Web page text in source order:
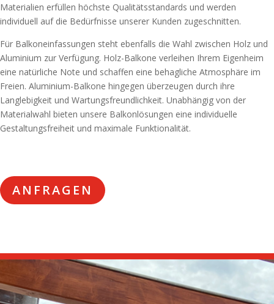
Materialien erfüllen höchste Qualitätsstandards und werden
individuell auf die Bedürfnisse unserer Kunden zugeschnitten.
Für Balkoneinfassungen steht ebenfalls die Wahl zwischen Holz und
Aluminium zur Verfügung. Holz-Balkone verleihen Ihrem Eigenheim
eine natürliche Note und schaffen eine behagliche Atmosphäre im
Freien. Aluminium-Balkone hingegen überzeugen durch ihre
Langlebigkeit und Wartungsfreundlichkeit. Unabhängig von der
Materialwahl bieten unsere Balkonlösungen eine individuelle
Gestaltungsfreiheit und maximale Funktionalität.
ANFRAGEN